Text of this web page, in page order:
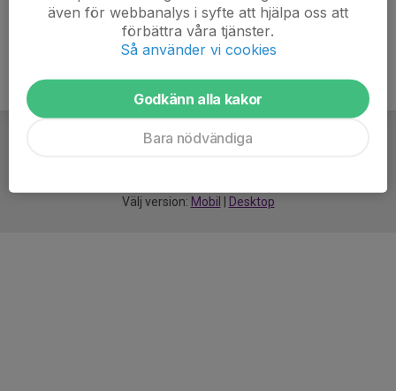
Välj version: Mobil Desktop
även för webbanalys i syfte att hjälpa oss att
förbättra våra tjänster.
Så använder vi cookies
Godkänn alla kakor
Bara nödvändiga